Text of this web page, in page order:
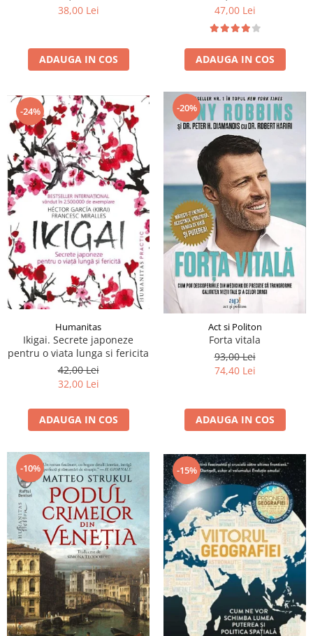
38,00 Lei
ADAUGA IN COS
47,00 Lei
ADAUGA IN COS
-24%
Humanitas
Ikigai. Secrete japoneze
pentru o viata lunga si fericita
42,00 Lei
32,00 Lei
ADAUGA IN COS
-20%
Act si Politon
Forta vitala
93,00 Lei
74,40 Lei
ADAUGA IN COS
-10% -15%